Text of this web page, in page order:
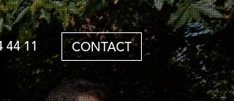
44 11 CONTACT